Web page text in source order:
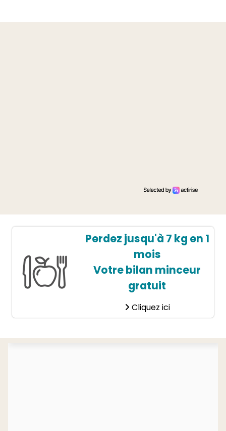
Perdez jusqu'à 7 kg en 1
mois
Votre bilan minceur
gratuit
Cliquez ici